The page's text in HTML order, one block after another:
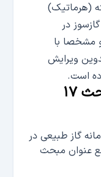
(هرماتیک)
در
مشخصا با
ویرایش
است.
تغییرات ویرایش پنجم مبحث ۱۷
گاز طبیعی در
عنوان مبحث